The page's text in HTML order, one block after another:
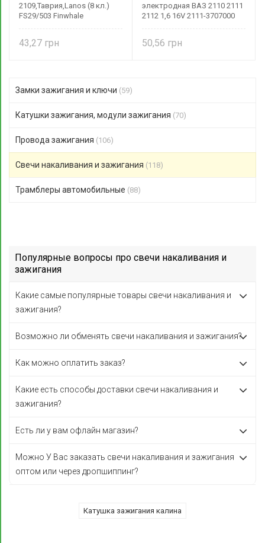
2109,Таврия,Lanos (8 кл.)
FS29/503 Finwhale
43,27
электродная ВАЗ 2110 2111
2112 1,6 16V 2111-3707000
50,56
Замки зажигания и ключи (59)
Катушки зажигания, модули зажигания (70)
Провода зажигания (106)
Свечи накаливания и зажигания (118)
Трамблеры автомобильные (88)
Популярные вопросы про свечи накаливания и
зажигания
Какие самые популярные товары свечи накаливания и
зажигания?
Возможно ли обменять свечи накаливания и зажигания?
Как можно оплатить заказ?
Какие есть способы доставки свечи накаливания и
зажигания?
Есть ли у вам офлайн магазин?
Можно У Вас заказать свечи накаливания и зажигания
оптом или через дропшиппинг?
Катушка зажигания калина